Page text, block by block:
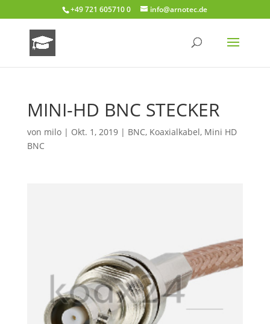
+49 721 605710 0 info@arnotec.de
MINI-HD BNC STECKER
von milo| Okt. 1, 2019| BNC, Koaxialkabel, Mini HD
BNC